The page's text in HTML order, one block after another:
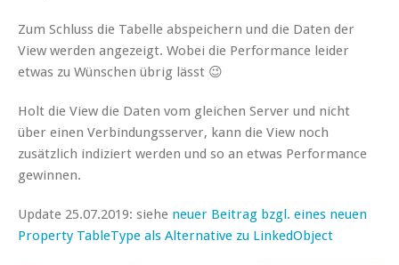
Zum Schluss die Tabelle abspeichern und die Daten der
View werden angezeigt. Wobei die Performance leider
etwas zu Wünschen übrig lässt 😉
Holt die View die Daten vom gleichen Server und nicht
über einen Verbindungsserver, kann die View noch
zusätzlich indiziert werden und so an etwas Performance
gewinnen.
Update 25.07.2019: siehe neuer Beitrag bzgl. eines neuen
Property TableType als Alternative zu LinkedObject